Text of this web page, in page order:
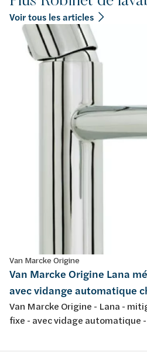
Voir tous les articles
Van Marcke Origine
Van Marcke Origine Lana
avec vidange automatique
Van Marcke Origine - Lana -
fixe - avec vidage automatique